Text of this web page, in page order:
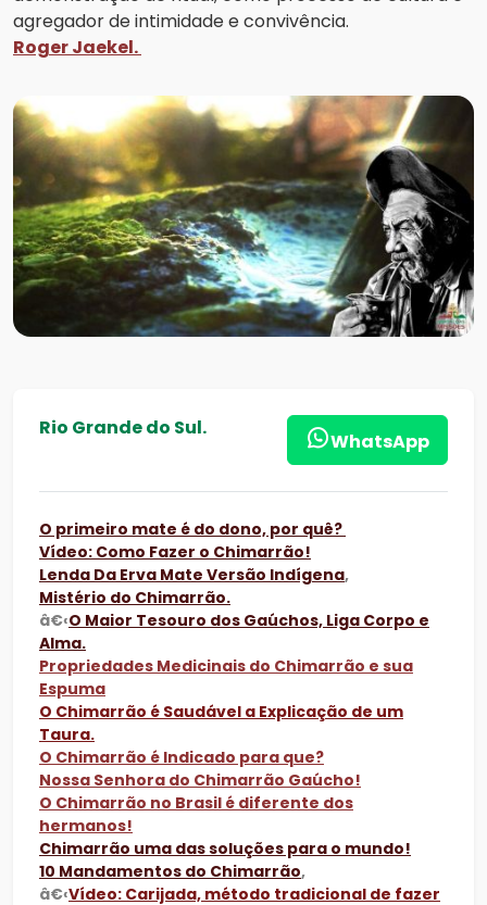
agregador de intimidade e convivência.
Roger Jaekel.
Rio Grande do Sul.
WhatsApp
O primeiro mate é do dono, por quê?
Vídeo: Como Fazer o Chimarrão!
Lenda Da Erva Mate Versão Indígena,
Mistério do Chimarrão.
â€‹O Maior Tesouro dos Gaúchos, Liga Corpo e
Alma.
Propriedades Medicinais do Chimarrão e sua
Espuma
O Chimarrão é Saudável a Explicação de um
Taura.
O Chimarrão é Indicado para que?
Nossa Senhora do Chimarrão Gaúcho!
O Chimarrão no Brasil é diferente dos
hermanos!
Chimarrão uma das soluções para o mundo!
10 Mandamentos do Chimarrão,
â€‹Vídeo: Carijada, método tradicional de fazer